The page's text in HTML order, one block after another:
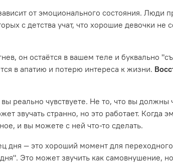
от эмоционального состояния. Люди
с детства учат, что хорошие девочки не
он остаётся в вашем теле и буквально
в апатию и потерю интереса к жизни.
реально чувствуете. Не то, что вы должны
звучать странно, но это работает. Когда
и вы можете с ней что-то сделать.
дня — это хороший момент для
Это может звучить как самовнушение,